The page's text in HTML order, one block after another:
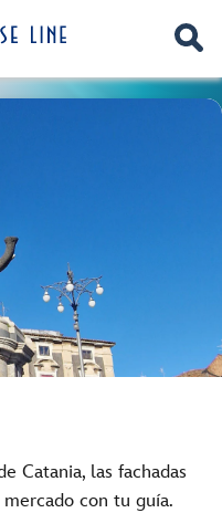
Catania, las fachadas
con tu guía.